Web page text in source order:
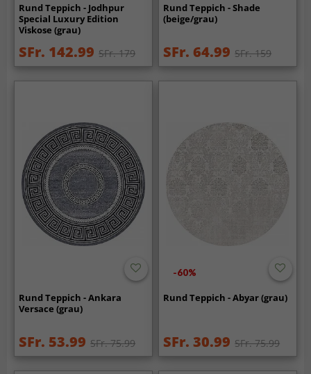
Rund Teppich - Jodhpur
Special Luxury Edition
Viskose (grau)
SFr. 142.99 SFr. 179
Rund Teppich - Shade
(beige/grau)
SFr. 64.99 SFr. 159
Rund Teppich - Ankara
Versace (grau)
SFr. 53.99 SFr. 75.99
-60%
Rund Teppich - Abyar (grau)
SFr. 30.99 SFr. 75.99